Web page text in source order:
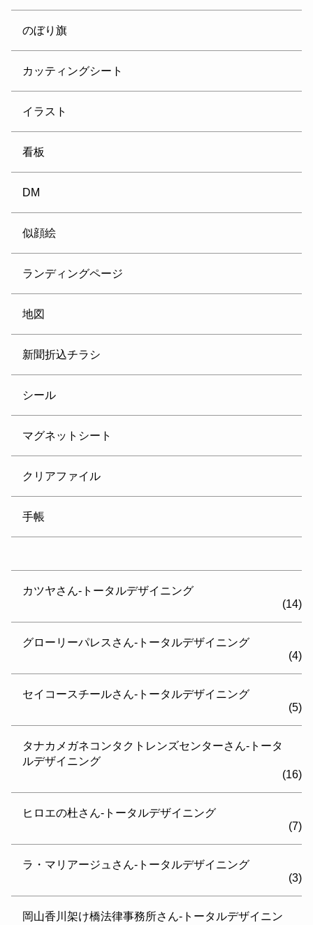
のぼり旗
カッティングシート
イラスト
看板
DM
似顔絵
ランディングページ
地図
新聞折込チラシ
シール
マグネットシート
クリアファイル
手帳
カツヤさん-トータルデザイニング
(14)
グローリーパレスさん-トータルデザイニング
(4)
セイコースチールさん-トータルデザイニング
(5)
タナカメガネコンタクトレンズセンターさん-トータ
ルデザイニング
(16)
ヒロエの杜さん-トータルデザイニング
(7)
ラ・マリアージュさん-トータルデザイニング
(3)
岡山香川架け橋法律事務所さん-トータルデザイニン